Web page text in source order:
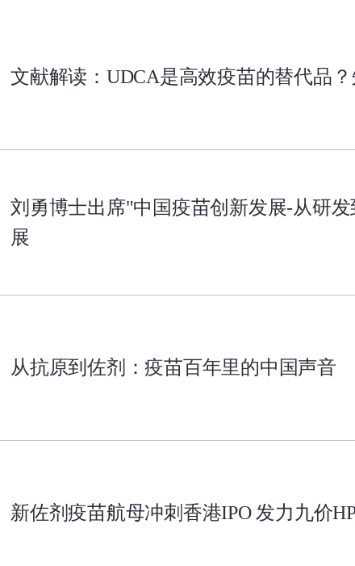
文献解读：UDCA是高效疫苗的替代品？
刘勇博士出席"中国疫苗创新发展-从研
展
从抗原到佐剂：疫苗百年里的中国声音
新佐剂疫苗航母冲刺香港IPO 发力九价